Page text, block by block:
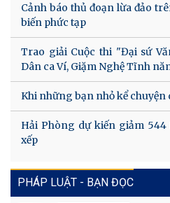
Cảnh báo thủ đoạn lừa đảo
biến phức tạp
Trao giải Cuộc thi "Đại sứ
Dân ca Ví, Giặm Nghệ Tĩnh
Khi những bạn nhỏ kể chuyện
Hải Phòng dự kiến giảm
xếp
PHÁP LUẬT - BẠN ĐỌC